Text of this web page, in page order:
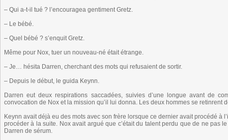
– Qui a-t-il tué ? l’encouragea gentiment Gretz.
– Le bébé.
– Quel bébé ? s’enquit Gretz.
Même pour Nox, tuer un nouveau-né était étrange.
– Je… hésita Darren, cherchant des mots qui refusaient de sortir.
– Depuis le début, le guida Keynn.
Darren eut deux respirations saccadées, suivies d’une longue avant de
convocation de Nox et la mission qu’il lui donna. Les deux hommes se retinrent
Keynn avait déjà eu des mots avec son frère lorsque ce dernier avait procédé à
procéder à la suite. Nox avait argué que c’était du talent perdu que de ne pas
Darren de sérum.